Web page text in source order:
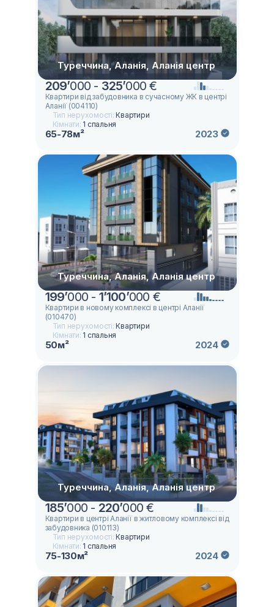
Туреччина, Аланія, Аланія центр
209’000 - 325’000 €
Квартири від забудовника в сучасному ЖК в центрі
Аланії (004110)
Тип нерухомості:Квартири
Кімнати: 1 спальня
65-78м² 2023
Туреччина, Аланія, Аланія центр
199’000 - 1’100’000 €
Квартири в новому комплексі в центрі Аланії
(010470)
Тип нерухомості:Квартири
Кімнати: 1 спальня
50м² 2024
Туреччина, Аланія, Аланія центр
185’000 - 220’000 €
Квартири в центрі Аланії в житловому комплексі від
забудовника (010113)
Тип нерухомості:Квартири
Кімнати: 1 спальня
75-130м² 2024